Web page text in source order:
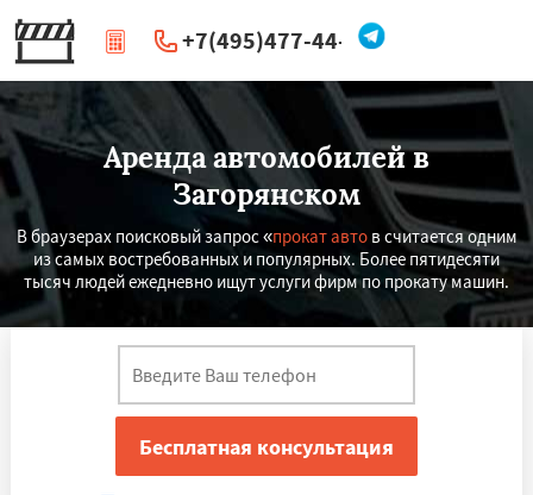
+7(495)477-44-66
| Перезвоните мне
Аренда автомобилей в
Загорянском
В браузерах поисковый запрос «прокат автов считается одним
из самых востребованных и популярных. Более пятидесяти
тысяч людей ежедневно ищут услуги фирм по прокату машин.